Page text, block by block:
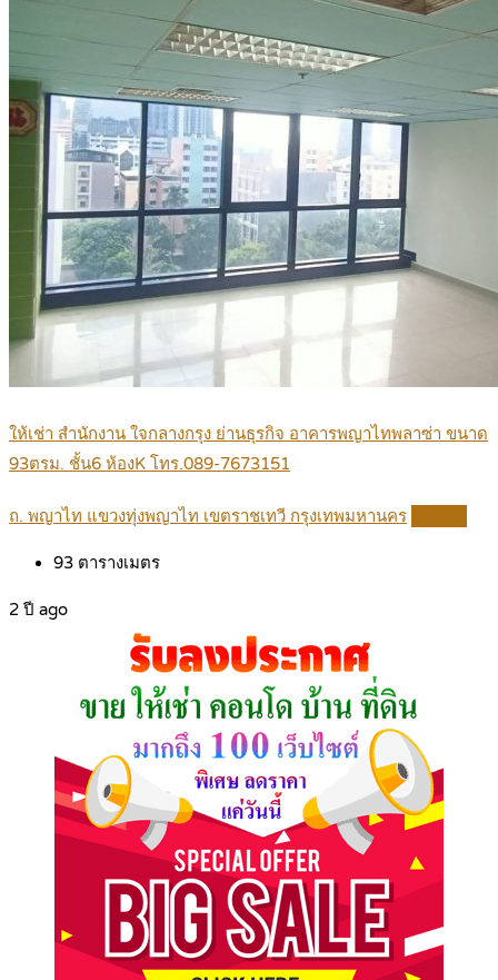
ให้เช่า สำนักงาน ใจกลางกรุง ย่านธุรกิจ อาคารพญาไทพลาซ่า ขนาด
93ตรม. ชั้น6 ห้องK โทร.089-7673151
ถ. พญาไท แขวงทุ่งพญาไท เขตราชเทวี กรุงเทพมหานคร
93 ตารางเมตร
2 ปี ago